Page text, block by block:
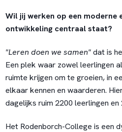
Wil jij werken op een moderne
ontwikkeling centraal staat?
"Leren doen we samen"dat is
Een plek waar zowel leerlingen
ruimte krijgen om te groeien, in
elkaar kennen en waarderen.
dagelijks ruim 2200 leerlingen en
Het Rodenborch-College is een